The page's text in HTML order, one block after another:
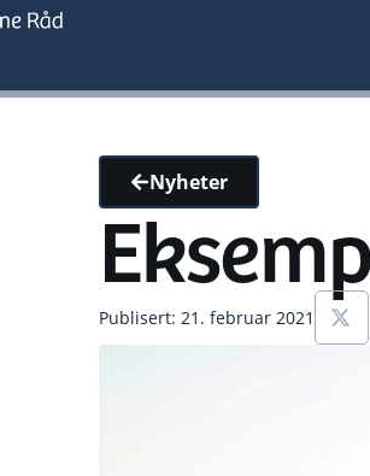
Nyheter
Publisert: 21. februar 2021